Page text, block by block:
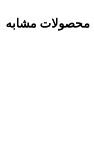
محصولات مشابه